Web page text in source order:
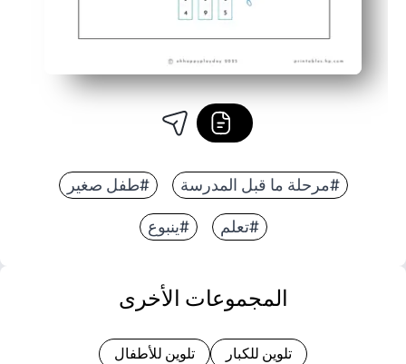
#مرحلة ما قبل المدرسة #طفل صغير
#تعلم #ينبوع
المجموعات الأخرى
تلوين للكبار تلوين للأطفال